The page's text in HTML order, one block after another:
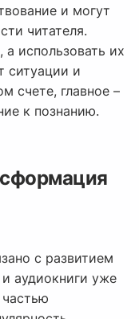
и могут
читателя.
использовать их
ситуации и
счете, главное –
к познанию.
с развитием
аудиокниги уже